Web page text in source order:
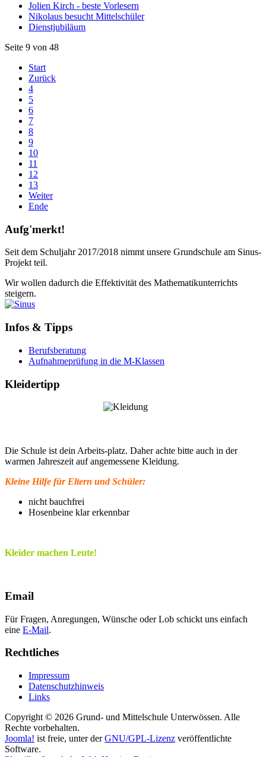
Jolien Kirch - beste Vorlesern
Nikolaus besucht Mittelschüler
Dienstjubiläum
Seite 9 von 48
Start
Zurück
4
5
6
7
8
9
10
11
12
13
Weiter
Ende
Aufg'merkt!
Seit dem Schuljahr 2017/2018 nimmt unsere Grundschule am Sinus-
Projekt teil.
Wir wollen dadurch die Effektivität des Mathematikunterrichts
steigern.
Infos & Tipps
Berufsberatung
Aufnahmeprüfung in die M-Klassen
Kleidertipp
Die Schule ist dein Arbeits-platz. Daher achte bitte auch in der
warmen Jahreszeit auf angemessene Kleidung.
Kleine Hilfe für Eltern und Schüler:
nicht bauchfrei
Hosenbeine klar erkennbar
Kleider machen Leute!
Email
Für Fragen, Anregungen, Wünsche oder Lob schickt uns einfach
eine E-Mail.
Rechtliches
Impressum
Datenschutzhinweis
Links
Copyright © 2026 Grund- und Mittelschule Unterwössen. Alle
Rechte vorbehalten.
Joomla! ist freie, unter derGNU/GPL-Lizenz veröffentlichte
Software.